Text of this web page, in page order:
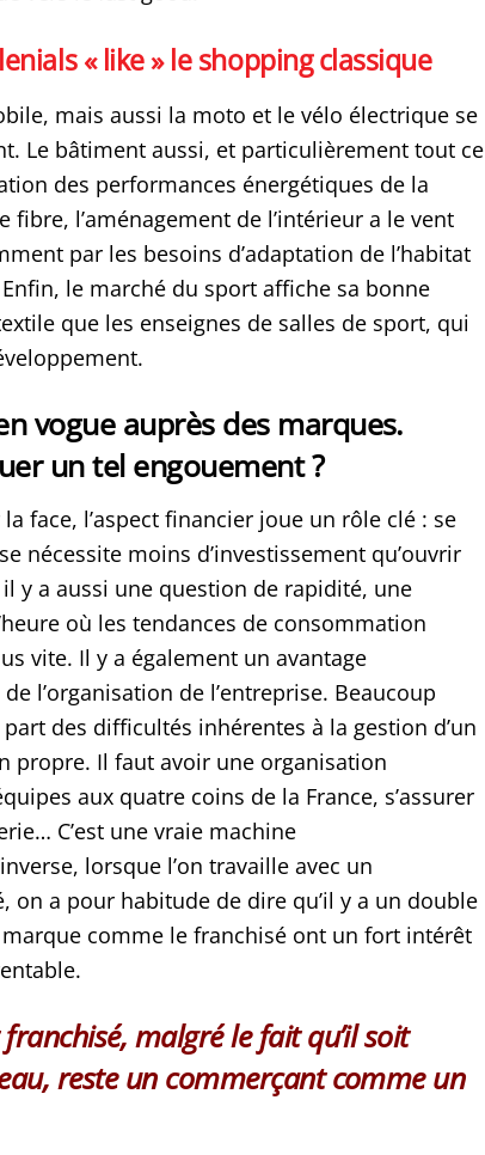
« like » le shopping classique
mais aussi la moto et le vélo électrique se
Le bâtiment aussi, et particulièrement tout ce
des performances énergétiques de la
fibre, l’aménagement de l’intérieur a le vent
par les besoins d’adaptation de l’habitat
le marché du sport affiche sa bonne
que les enseignes de salles de sport, qui
vogue auprès des marques.
un tel engouement ?
face, l’aspect financier joue un rôle clé : se
nécessite moins d’investissement qu’ouvrir
y a aussi une question de rapidité, une
où les tendances de consommation
vite. Il y a également un avantage
l’organisation de l’entreprise. Beaucoup
des difficultés inhérentes à la gestion d’un
propre. Il faut avoir une organisation
aux quatre coins de la France, s’assurer
C’est une vraie machine
lorsque l’on travaille avec un
on a pour habitude de dire qu’il y a un double
comme le franchisé ont un fort intérêt
malgré le fait qu’il soit
reste un commerçant comme un